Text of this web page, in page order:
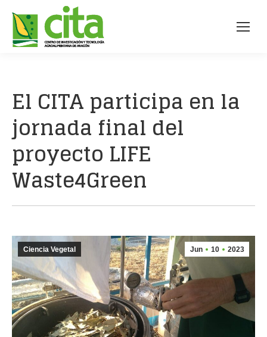
El CITA participa en la
jornada final del
proyecto LIFE
Waste4Green
Jun 10 2023
Ciencia Vegetal